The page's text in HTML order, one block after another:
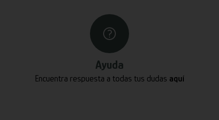
Ayuda
Encuentra respuesta a todas tus dudas aquí